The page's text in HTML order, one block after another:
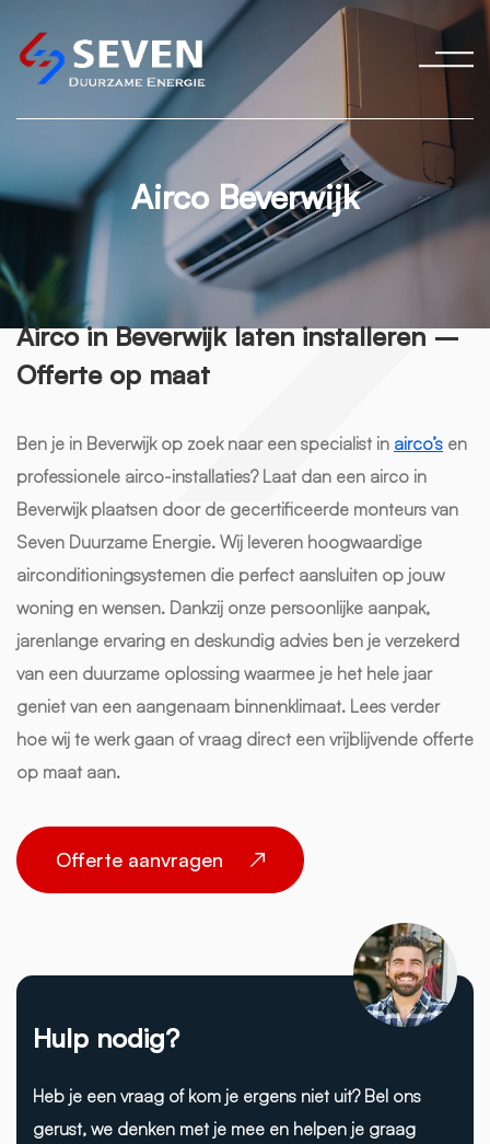
Airco Beverwijk
Airco in Beverwijk laten installeren –
Offerte op maat
Ben je in Beverwijk op zoek naar een specialist in airco’s en
professionele airco-installaties? Laat dan een airco in
Beverwijk plaatsen door de gecertificeerde monteurs van
Seven Duurzame Energie. Wij leveren hoogwaardige
airconditioningsystemen die perfect aansluiten op jouw
woning en wensen. Dankzij onze persoonlijke aanpak,
jarenlange ervaring en deskundig advies ben je verzekerd
van een duurzame oplossing waarmee je het hele jaar
geniet van een aangenaam binnenklimaat. Lees verder
hoe wij te werk gaan of vraag direct een vrijblijvende offerte
op maat aan.
Offerte aanvragen
Hulp nodig?
Heb je een vraag of kom je ergens niet uit? Bel ons
gerust, we denken met je mee en helpen je graag